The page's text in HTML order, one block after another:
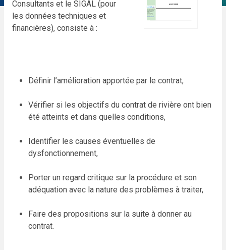
Consultants et le SIGAL (pour
les données techniques et
financières), consiste à :
Définir l’amélioration apportée par le contrat,
Vérifier si les objectifs du contrat de rivière ont bien
été atteints et dans quelles conditions,
Identifier les causes éventuelles de
dysfonctionnement,
Porter un regard critique sur la procédure et son
adéquation avec la nature des problèmes à traiter,
Faire des propositions sur la suite à donner au
contrat.